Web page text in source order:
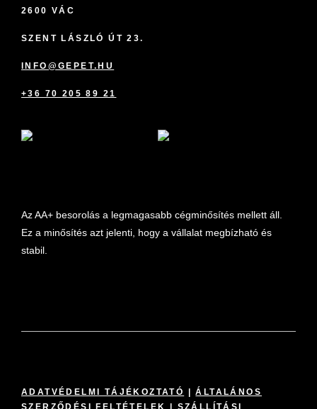
2600 VÁC
SZENT LÁSZLÓ ÚT 23.
INFO@GEPET.HU
+36 70 205 89 21
Az AA+ besorolás a legmagasabb cégminősítés mellett áll.
Ez a minősítés azt jelenti, hogy a vállalat megbízható és
stabil.
ADATVÉDELMI TÁJÉKOZTATÓ |ÁLTALÁNOS
SZERZŐDÉSI FELTÉTELEK
SZÁLLÍTÁSI